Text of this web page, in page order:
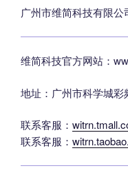
广州市维简科技有限公
维简科技官方网站：
地址：广州市科学城
联系客服：
联系客服：